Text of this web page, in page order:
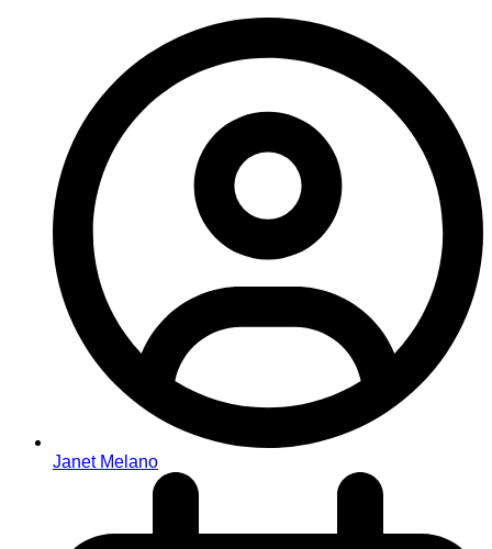
Janet Melano